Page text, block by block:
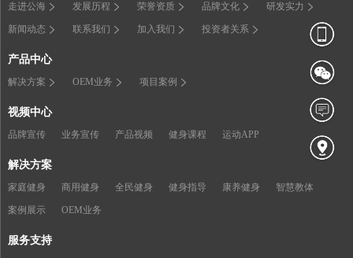
走进公海 发展历程 荣誉资质 品牌文化 研发实力
新闻动态 联系我们 加入我们 投资者关系
产品中心
解决方案 OEM业务 项目案例
视频中心
品牌宣传 业务宣传 产品视频 健身课程 运动APP
解决方案
家庭健身 商用健身 全民健身 健身指导 康养健身 智慧教体
案例展示 OEM业务
服务支持